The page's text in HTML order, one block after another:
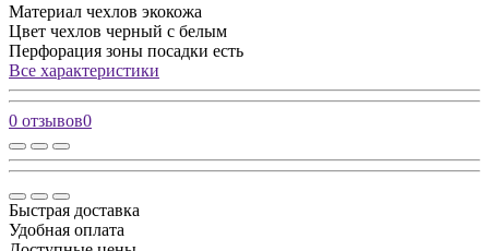
Материал чехлов экокожа
Цвет чехлов черный с белым
Перфорация зоны посадки есть
Все характеристики
0 отзывов0
Быстрая доставка
Удобная оплата